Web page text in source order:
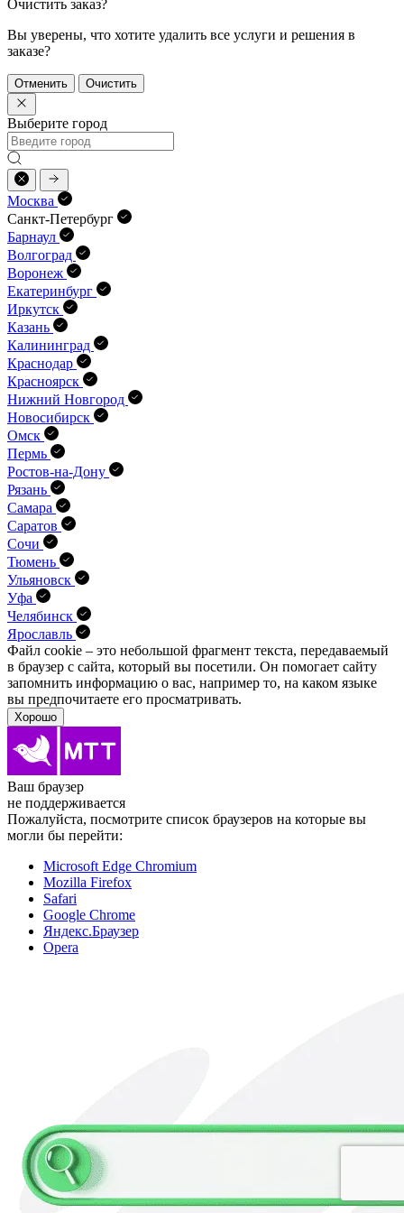
Очистить заказ?
Вы уверены, что хотите удалить все услуги и решения в
заказе?
Отменить Очистить
Выберите город
Москва
Санкт-Петербург
Барнаул
Волгоград
Воронеж
Екатеринбург
Иркутск
Казань
Калининград
Краснодар
Красноярск
Нижний Новгород
Новосибирск
Омск
Пермь
Ростов-на-Дону
Рязань
Самара
Саратов
Сочи
Тюмень
Ульяновск
Уфа
Челябинск
Ярославль
Файл cookie – это небольшой фрагмент текста, передава­емый
в браузер с сайта, который вы посетили. Он помо­гает сайту
запомнить информацию о вас, например то, на каком языке
вы предпочитаете его просматривать.
Хорошо
Ваш браузер
не поддерживается
Пожалуйста, посмотрите список браузеров на которые вы
могли бы перейти:
Microsoft Edge Chromium
Mozilla Firefox
Safari
Google Chrome
Яндекс.Браузер
Opera